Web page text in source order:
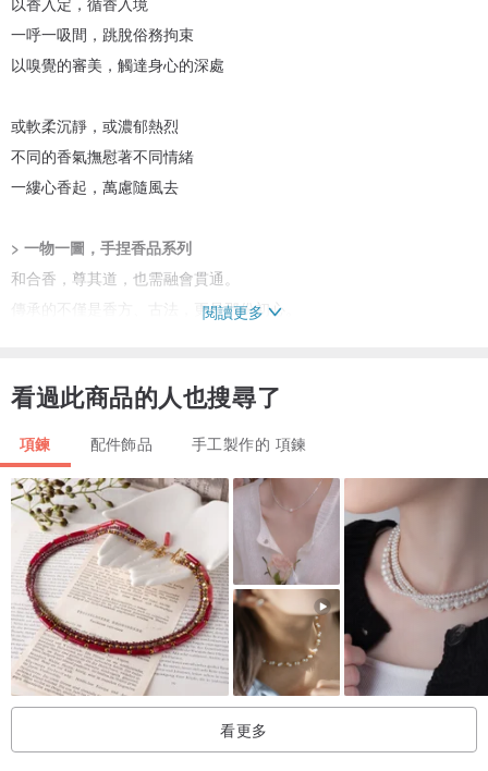
一呼一吸間，跳脫俗務拘束
以嗅覺的審美，觸達身心的深處
或軟柔沉靜，或濃郁熱烈
不同的香氣撫慰著不同情緒
一縷心香起，萬慮隨風去
> 一物一圖，手捏香品系列
和合香，尊其道，也需融會貫通。
傳承的不僅是香方、古法，更是那份初心。
以泥塑的手法塑形，再以竹刀即興繪制圖案，每一件都是唯一，十分
規格：長約5.2cmx寬約2cmx厚約1cm
（可指定掛繩顏色，請備注或發送站內信說明。）
和合香的重點是模擬香氣。因此，千萬不要把香方中的材料當成中
藥，去進行一味一味的分析功效，這是完全沒有必要的。因為香材的
有效成分是通過揮髮油的形式被身體吸收。從調香的角度來看，木質
香材通常可以幫助我們理氣舒緩；藥草香材可以幫助我們排毒解郁，
兩者結合，自然就讓人產生，或愉悅舒暢，或靜心安神，或通達活
閱讀更多
看過此商品的人也搜尋了
項鍊 配件飾品 手工製作的 項鍊
看更多